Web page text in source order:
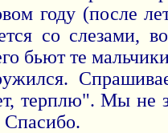
году (после
со слезами,
бьют те
терплю". Мы не
Спасибо.